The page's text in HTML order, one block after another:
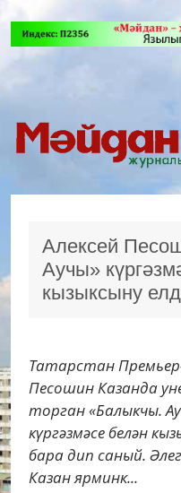
Алексей
Аучы»
кызыксыну
Татарстан
Песошин Казанда
торган «Балыкчы.
күргәзмәсе белән
бара дип саный.
Казан ярминк...